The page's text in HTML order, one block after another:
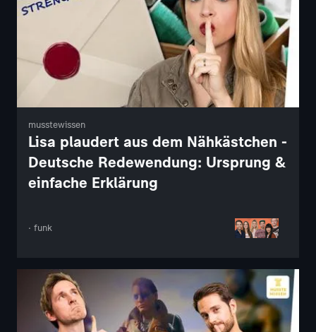
musstewissen
Lisa plaudert aus dem Nähkästchen -
Deutsche Redewendung: Ursprung &
einfache Erklärung
· funk